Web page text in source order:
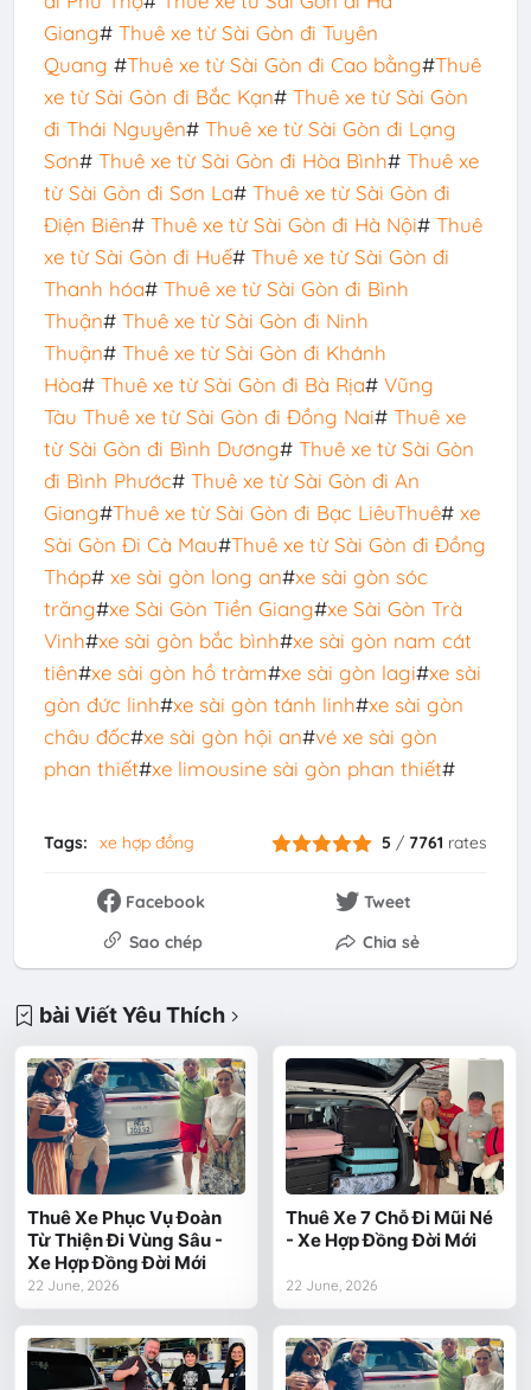
Giang# Thuê xe từ Sài Gòn đi Tuyên
Quang #Thuê xe từ Sài Gòn đi Cao bằng#Thuê
xe từ Sài Gòn đi Bắc Kạn# Thuê xe từ Sài Gòn
đi Thái Nguyên# Thuê xe từ Sài Gòn đi Lạng
Sơn# Thuê xe từ Sài Gòn đi Hòa Bình# Thuê xe
từ Sài Gòn đi Sơn La# Thuê xe từ Sài Gòn đi
Điện Biên# Thuê xe từ Sài Gòn đi Hà Nội# Thuê
xe từ Sài Gòn đi Huế# Thuê xe từ Sài Gòn đi
Thanh hóa# Thuê xe từ Sài Gòn đi Bình
Thuận# Thuê xe từ Sài Gòn đi Ninh
Thuận# Thuê xe từ Sài Gòn đi Khánh
Hòa# Thuê xe từ Sài Gòn đi Bà Rịa# Vũng
Tàu Thuê xe từ Sài Gòn đi Đồng Nai# Thuê xe
từ Sài Gòn đi Bình Dương# Thuê xe từ Sài Gòn
đi Bình Phước# Thuê xe từ Sài Gòn đi An
Giang#Thuê xe từ Sài Gòn đi Bạc LiêuThuê# xe
Sài Gòn Đi Cà Mau#Thuê xe từ Sài Gòn đi Đồng
Tháp# xe sài gòn long an#xe sài gòn sóc
trăng#xe Sài Gòn Tiền Giang#xe Sài Gòn Trà
Vinh#xe sài gòn bắc bình#xe sài gòn nam cát
tiên#xe sài gòn hồ tràm#xe sài gòn lagi#xe sài
gòn đức linh#xe sài gòn tánh linh#xe sài gòn
châu đốc#xe sài gòn hội an#vé xe sài gòn
phan thiết#xe limousine sài gòn phan thiết#
Tags: xe hợp đồng 5 / 7761 rates
Facebook
Tweet
Sao chép
Chia sẻ
bài Viết Yêu Thích
Thuê Xe Phục Vụ Đoàn
Từ Thiện Đi Vùng Sâu -
Xe Hợp Đồng Đời Mới
22 June, 2026
Thuê Xe 7 Chỗ Đi Mũi Né
- Xe Hợp Đồng Đời Mới
22 June, 2026